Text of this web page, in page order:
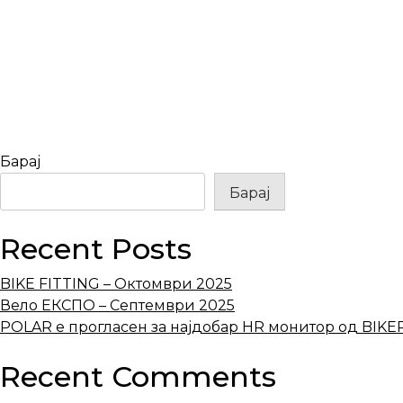
Барај
Барај
Recent Posts
BIKE FITTING – Октомври 2025
Вело ЕКСПО – Септември 2025
POLAR е прогласен за најдобар HR монитор од
Recent Comments